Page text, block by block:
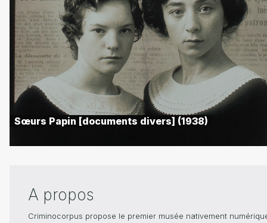
Sœurs Papin [documents divers] (1938)
A propos
Criminocorpus propose le premier musée nativement